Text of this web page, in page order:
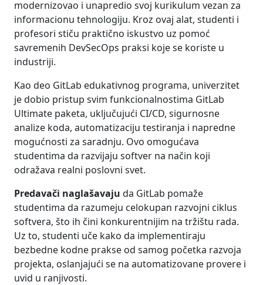
modernizovao i unapredio svoj kurikulum vezan za
informacionu tehnologiju. Kroz ovaj alat, studenti i
profesori stiču praktično iskustvo uz pomoć
savremenih DevSecOps praksi koje se koriste u
industriji.
Kao deo GitLab edukativnog programa, univerzitet
je dobio pristup svim funkcionalnostima GitLab
Ultimate paketa, uključujući CI/CD, sigurnosne
analize koda, automatizaciju testiranja i napredne
mogućnosti za saradnju. Ovo omogućava
studentima da razvijaju softver na način koji
odražava realni poslovni svet.
Predavači naglašavaju da GitLab pomaže
studentima da razumeju celokupan razvojni ciklus
softvera, što ih čini konkurentnijim na tržištu rada.
Uz to, studenti uče kako da implementiraju
bezbedne kodne prakse od samog početka razvoja
projekta, oslanjajući se na automatizovane provere i
uvid u ranjivosti.